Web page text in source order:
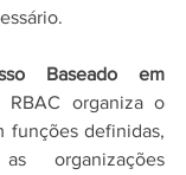
Baseado em
RBAC organiza o
funções definidas,
organizações